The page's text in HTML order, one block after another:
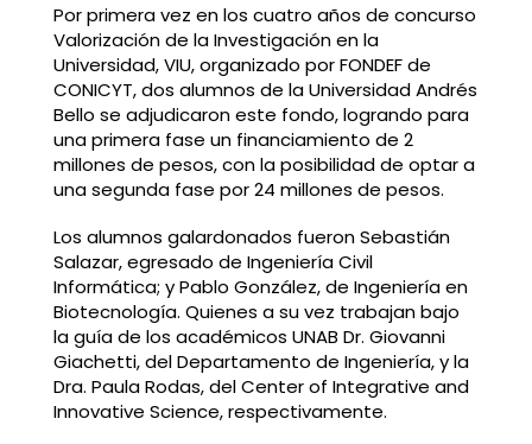
Por primera vez en los cuatro años de concurso
Valorización de la Investigación en la
Universidad, VIU, organizado por FONDEF de
CONICYT, dos alumnos de la Universidad Andrés
Bello se adjudicaron este fondo, logrando para
una primera fase un financiamiento de 2
millones de pesos, con la posibilidad de optar a
una segunda fase por 24 millones de pesos.
Los alumnos galardonados fueron Sebastián
Salazar, egresado de Ingeniería Civil
Informática; y Pablo González, de Ingeniería en
Biotecnología. Quienes a su vez trabajan bajo
la guía de los académicos UNAB Dr. Giovanni
Giachetti, del Departamento de Ingeniería, y la
Dra. Paula Rodas, del Center of Integrative and
Innovative Science, respectivamente.